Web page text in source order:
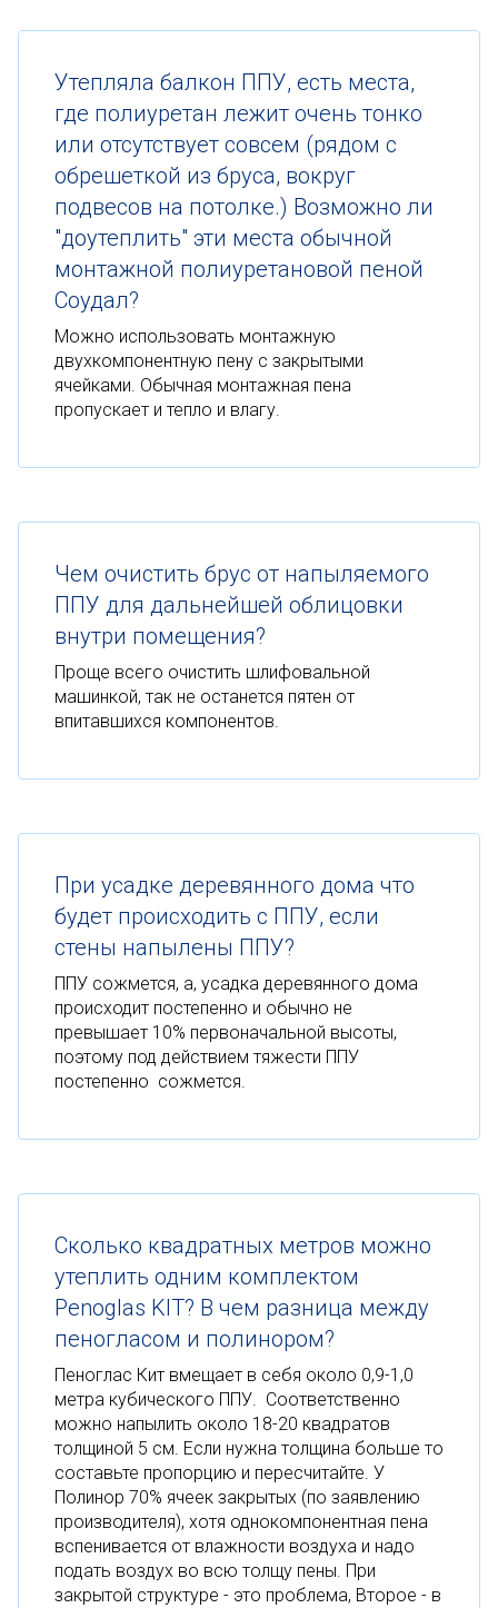
Утепляла балкон ППУ, есть места,
где полиуретан лежит очень тонко
или отсутствует совсем (рядом с
обрешеткой из бруса, вокруг
подвесов на потолке.) Возможно ли
"доутеплить" эти места обычной
монтажной полиуретановой пеной
Соудал?
Можно использовать монтажную
двухкомпонентную пену с закрытыми
ячейками. Обычная монтажная пена
пропускает и тепло и влагу.
Чем очистить брус от напыляемого
ППУ для дальнейшей облицовки
внутри помещения?
Проще всего очистить шлифовальной
машинкой, так не останется пятен от
впитавшихся компонентов.
При усадке деревянного дома что
будет происходить с ППУ, если
стены напылены ППУ?
ППУ сожмется, а, усадка деревянного дома
происходит постепенно и обычно не
превышает 10% первоначальной высоты,
поэтому под действием тяжести ППУ
постепенно сожмется.
Сколько квадратных метров можно
утеплить одним комплектом
Penoglas KIT? В чем разница между
пеногласом и полинором?
Пеноглас Кит вмещает в себя около 0,9-1,0
метра кубического ППУ. Соответственно
можно напылить около 18-20 квадратов
толщиной 5 см. Если нужна толщина больше то
составьте пропорцию и пересчитайте. У
Полинор 70% ячеек закрытых (по заявлению
производителя), хотя однокомпонентная пена
вспенивается от влажности воздуха и надо
подать воздух во всю толщу пены. При
закрытой структуре - это проблема, Второе - в